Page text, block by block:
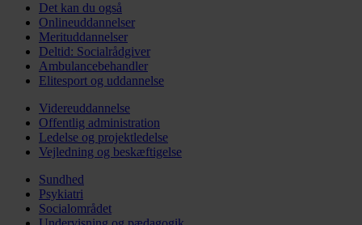
Det kan du også
Onlineuddannelser
Merituddannelser
Deltid: Socialrådgiver
Ambulancebehandler
Elitesport og uddannelse
Videreuddannelse
Offentlig administration
Ledelse og projektledelse
Vejledning og beskæftigelse
Sundhed
Psykiatri
Socialområdet